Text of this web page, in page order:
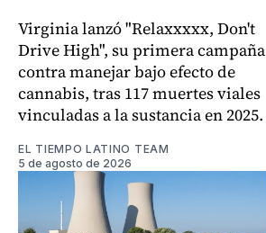
Virginia lanzó "Relaxxxxx, Don't
Drive High", su primera campaña
contra manejar bajo efecto de
cannabis, tras 117 muertes viales
vinculadas a la sustancia en 2025.
EL TIEMPO LATINO TEAM
5 de agosto de 2026